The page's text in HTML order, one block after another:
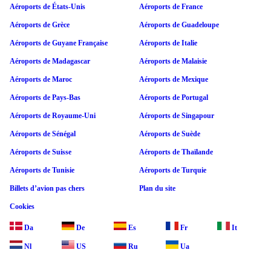
Aéroports de États-Unis Aéroports de France
Aéroports de Grèce Aéroports de Guadeloupe
Aéroports de Guyane Française Aéroports de Italie
Aéroports de Madagascar Aéroports de Malaisie
Aéroports de Maroc Aéroports de Mexique
Aéroports de Pays-Bas Aéroports de Portugal
Aéroports de Royaume-Uni Aéroports de Singapour
Aéroports de Sénégal Aéroports de Suède
Aéroports de Suisse Aéroports de Thaïlande
Aéroports de Tunisie Aéroports de Turquie
Billets d’avion pas chers Plan du site
Cookies
Da De Es Fr It
Nl US Ru Ua